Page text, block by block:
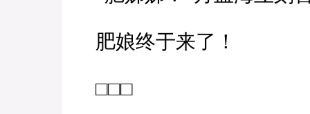
肥娘终于来了！
□□□